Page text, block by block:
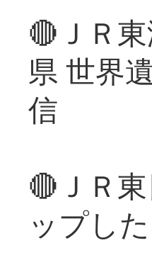
🔴ＪＲ
県 世界
信
🔴ＪＲ
ップし